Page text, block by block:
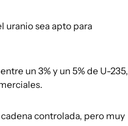
uranio sea apto para
un 3% y un 5% de U-235,
controlada, pero muy